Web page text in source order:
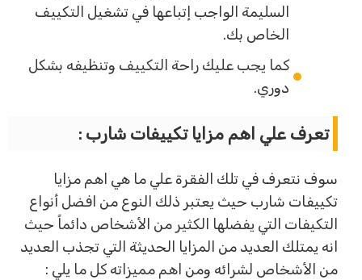
السليمة الواجب إتباعها في تشغيل التكييف
الخاص بك.
كما يجب عليك راحة التكييف وتنظيفه بشكل
دوري.
تعرف علي اهم مزايا تكييفات شارب :
سوف نتعرف في تلك الفقرة علي ما هي اهم مزايا
تكييفات شارب حيث يعتبر ذلك النوع من افضل أنواع
التكيفات التي يفضلها الكثير من الأشخاص دائماً حيث
انه يمتلك العديد من المزايا الحديثة التي تجذب العديد
من الأشخاص لشرائه ومن اهم مميزاته كل ما يلي :